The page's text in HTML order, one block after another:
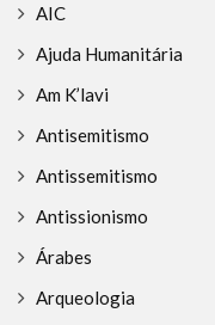
AIC
Ajuda Humanitária
Am K’lavi
Antisemitismo
Antissemitismo
Antissionismo
Árabes
Arqueologia